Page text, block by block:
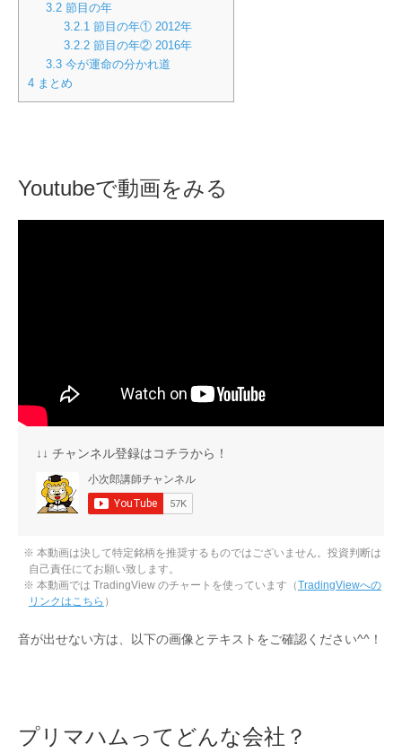
3.2節目の年
3.2.1節目の年① 2012年
3.2.2節目の年② 2016年
3.3今が運命の分かれ道
4 まとめ
Youtubeで動画をみる
↓↓ チャンネル登録はコチラから！
※ 本動画は決して特定銘柄を推奨するものではございません。投資判断は
自己責任にてお願い致します。
※ 本動画では TradingView のチャートを使っています（TradingViewへの
リンクはこちら ）
音が出せない方は、以下の画像とテキストをご確認ください^^！
プリマハムってどんな会社？